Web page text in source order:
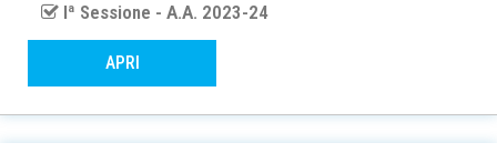
Iª Sessione - A.A. 2023-24
APRI